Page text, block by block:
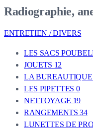
Radiographie,
ENTRETIEN / DIVERS
LES SACS
JOUETS 12
LA BUREAUTIQUE
LES PIPETTES 0
NETTOYAGE 19
RANGEMENTS34
LUNETTES DE